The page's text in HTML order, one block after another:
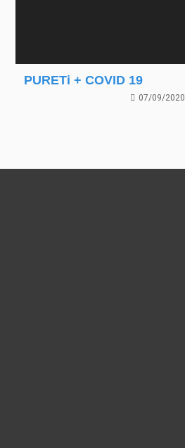
PURETi + COVID 19
07/09/2020